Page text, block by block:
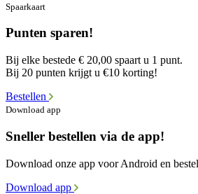
Spaarkaart
Punten sparen!
Bij elke bestede € 20,00 spaart u 1 punt.
Bij 20 punten krijgt u €10 korting!
Bestellen
Download app
Sneller bestellen via de app!
Download onze app voor Android en
Download app